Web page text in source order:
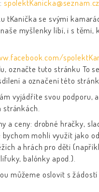
spolektKanicka@seznam
tKanička se svými
myšlenky líbí, i s těmi,
označte tuto stránku To
a označení této
vyjádříte svou podporu,
a ceny: drobné hračky,
mohli využít jako
a hrách pro děti
balónky apod.).
můžeme oslovit s